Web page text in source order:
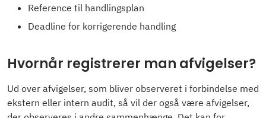
Reference til handlingsplan
Deadline for korrigerende handling
Hvornår registrerer man afvigelser?
Ud over afvigelser, som bliver observeret i forbindelse med
ekstern eller intern audit, så vil der også være afvigelser,